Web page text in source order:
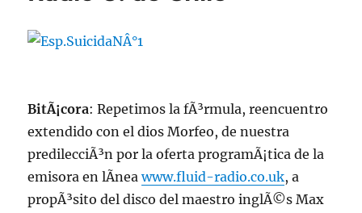
BitÃ¡cora: Repetimos la fÃ³rmula, reencuentro
extendido con el dios Morfeo, de nuestra
predilecciÃ³n por la oferta programÃ¡tica de la
emisora en lÃ­neawww.fluid-radio.co.uk, a
propÃ³sito del disco del maestro inglÃ©s Max